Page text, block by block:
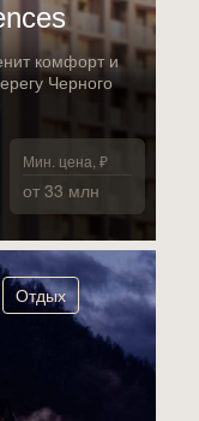
Отдых
от 33 млн
Мин. цена, ₽
комфорт и
Черного